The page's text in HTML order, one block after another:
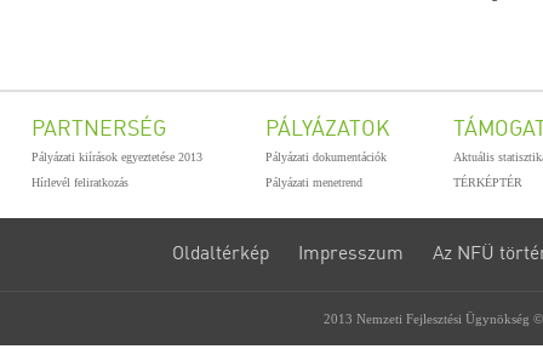
PARTNERSÉG
Pályázati kiírások egyeztetése 2013
Hírlevél feliratkozás
PÁLYÁZATOK
Pályázati dokumentációk
Pályázati menetrend
Aktuális
TÉRKÉPTÉR
Oldaltérkép Impresszum Az NFÜ
2013 Nemzeti Fejlesztési Ügynökség